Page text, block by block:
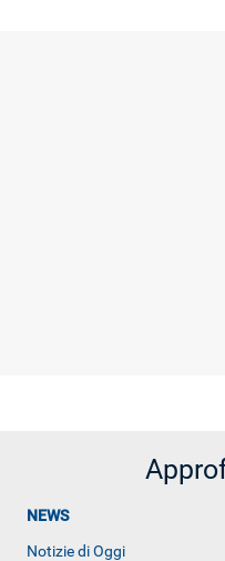
NEWS
Notizie di Oggi